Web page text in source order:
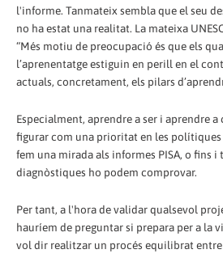
l'informe. Tanmateix sembla que el seu
no ha estat una realitat. La mateixa
“Més motiu de preocupació és que els
l’aprenentatge estiguin en perill en el
actuals, concretament, els pilars
Especialment, aprendre a ser i aprendre
figurar com una prioritat en les polítiques
fem una mirada als informes PISA, o fins i
diagnòstiques ho podem comprovar.
Per tant, a l'hora de validar qualsevol
hauríem de preguntar si prepara per a la
vol dir realitzar un procés equilibrat